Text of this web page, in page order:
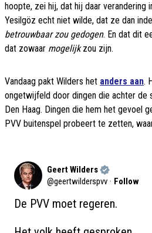
hoopte, zei hij, dat hij daar verandering
Yesilgöz echt niet wilde, dat ze dan
betrouwbaar zou gedogen. En dat dit
dat zowaar mogelijkzou zijn.
Vandaag pakt Wilders het anders aan.
ongetwijfeld door dingen die achter de
Den Haag. Dingen die hem het gevoel
PVV buitenspel probeert te zetten,
Geert Wilders
@geertwilderspvv · Follow
De PVV moet regeren.